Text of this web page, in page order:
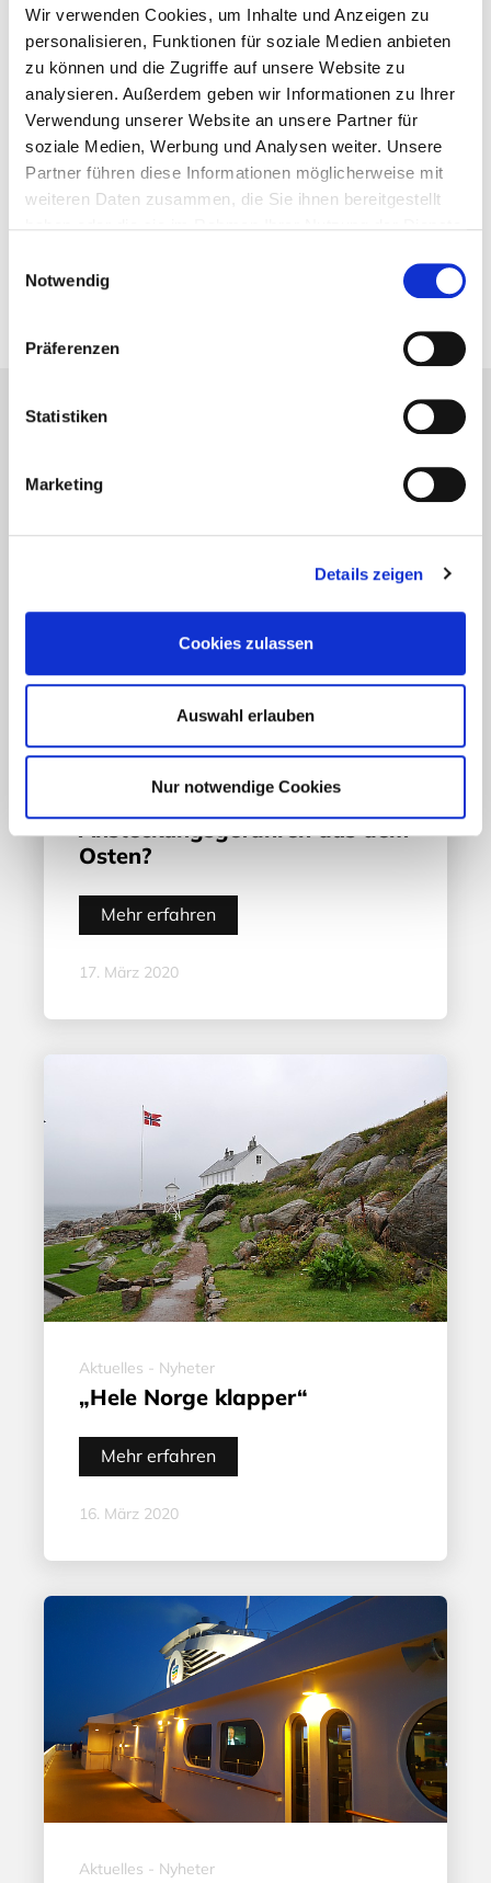
Wir verwenden Cookies, um Inhalte und Anzeigen zu
personalisieren, Funktionen für soziale Medien anbieten
zu können und die Zugriffe auf unsere Website zu
analysieren. Außerdem geben wir Informationen zu Ihrer
Verwendung unserer Website an unsere Partner für
soziale Medien, Werbung und Analysen weiter. Unsere
Partner führen diese Informationen möglicherweise mit
weiteren Daten zusammen, die Sie ihnen bereitgestellt
Notwendig
Präferenzen
Statistiken
Marketing
Details zeigen
Cookies zulassen
Auswahl erlauben
Nur notwendige Cookies
Nächster Artikel
Sportliche Rekordjagd
03. August 2021
23. Juli 2021
Coronavirus in Norwegen –
Ansteckungsgefahren aus dem
Osten?
Mehr erfahren
17. März 2020
Aktuelles - Nyheter
„Hele Norge klapper“
Mehr erfahren
16. März 2020
Aktuelles - Nyheter